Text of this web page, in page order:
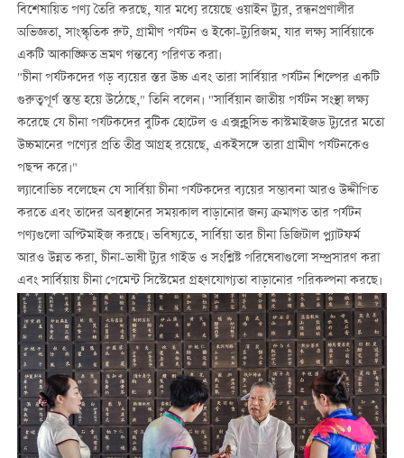
বিশেষায়িত পণ্য তৈরি করছে, যার মধ্যে রয়েছে ওয়াইন ট্যুর, রন্ধনপ্রণালীর
অভিজ্ঞতা, সাংস্কৃতিক রুট, গ্রামীণ পর্যটন ও ইকো-ট্যুরিজম, যার লক্ষ্য সার্বিয়াকে
একটি আকাঙ্ক্ষিত ভ্রমণ গন্তব্যে পরিণত করা।
"চীনা পর্যটকদের গড় ব্যয়ের স্তর উচ্চ এবং তারা সার্বিয়ার পর্যটন শিল্পের একটি
গুরুত্বপূর্ণ স্তম্ভ হয়ে উঠেছে," তিনি বলেন। "সার্বিয়ান জাতীয় পর্যটন সংস্থা লক্ষ্য
করেছে যে চীনা পর্যটকদের বুটিক হোটেল ও এক্সক্লুসিভ কাস্টমাইজড ট্যুরের মতো
উচ্চমানের পণ্যের প্রতি তীব্র আগ্রহ রয়েছে, একইসঙ্গে তারা গ্রামীণ পর্যটনকেও
পছন্দ করে।"
ল্যাবোভিচ বলেছেন যে সার্বিয়া চীনা পর্যটকদের ব্যয়ের সম্ভাবনা আরও উদ্দীপিত
করতে এবং তাদের অবস্থানের সময়কাল বাড়ানোর জন্য ক্রমাগত তার পর্যটন
পণ্যগুলো অপ্টিমাইজ করছে। ভবিষ্যতে, সার্বিয়া তার চীনা ডিজিটাল প্ল্যাটফর্ম
আরও উন্নত করা, চীনা-ভাষী ট্যুর গাইড ও সংশ্লিষ্ট পরিষেবাগুলো সম্প্রসারণ করা
এবং সার্বিয়ায় চীনা পেমেন্ট সিস্টেমের গ্রহণযোগ্যতা বাড়ানোর পরিকল্পনা করছে।